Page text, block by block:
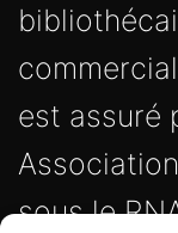
est assuré
sous le